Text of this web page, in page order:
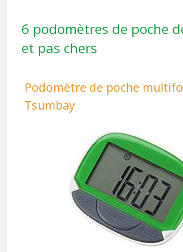
6 podomètres de poche
et pas chers
Podomètre de poche
Tsumbay